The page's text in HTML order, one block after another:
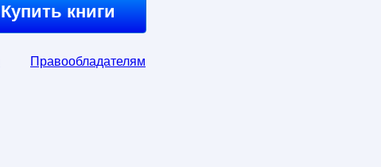
Купить книги
Правообладателям